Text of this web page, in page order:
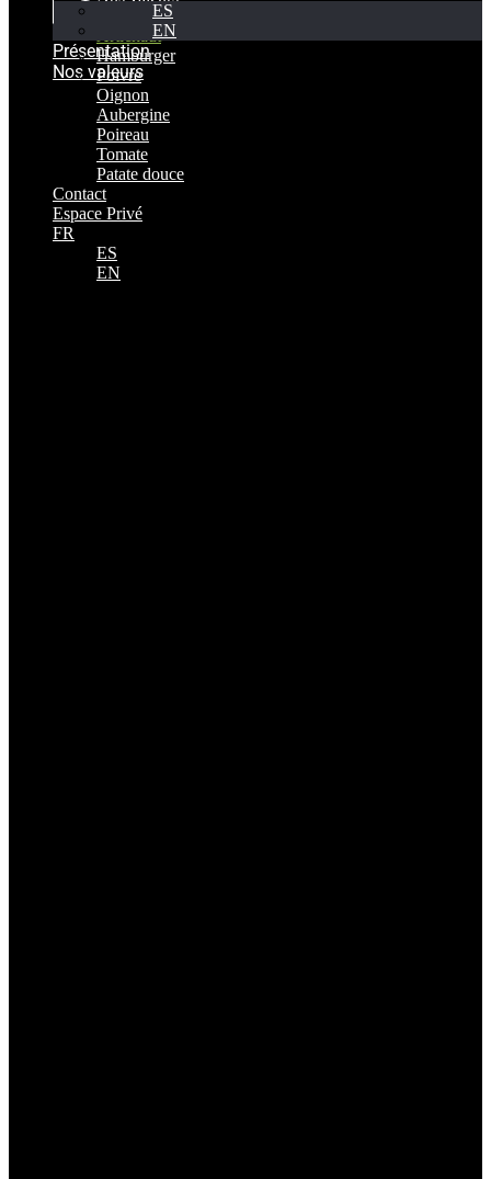
ES
EN
Présentation
Nos valeurs
Productos
Artichaut
Hamburger
Poivre
Oignon
Aubergine
Poireau
Tomate
Patate douce
Contact
Espace Privé
FR
ES
EN